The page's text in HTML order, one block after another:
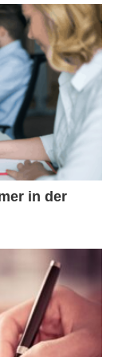
in der